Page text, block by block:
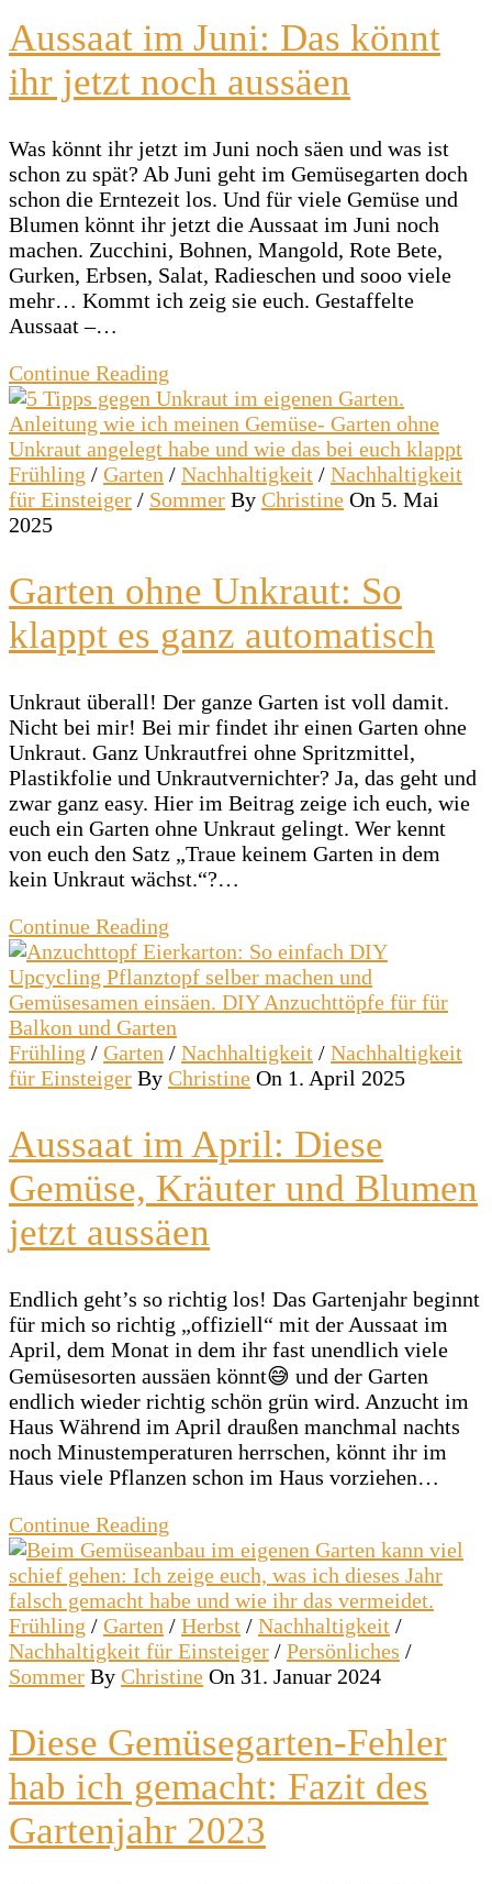
Aussaat im Juni: Das könnt
ihr jetzt noch aussäen
Was könnt ihr jetzt im Juni noch säen und was ist
schon zu spät? Ab Juni geht im Gemüsegarten doch
schon die Erntezeit los. Und für viele Gemüse und
Blumen könnt ihr jetzt die Aussaat im Juni noch
machen. Zucchini, Bohnen, Mangold, Rote Bete,
Gurken, Erbsen, Salat, Radieschen und sooo viele
mehr… Kommt ich zeig sie euch. Gestaffelte
Aussaat –…
Continue Reading
Frühling / Garten / Nachhaltigkeit / Nachhaltigkeit
für Einsteiger / Sommer By Christine On 5. Mai
2025
Garten ohne Unkraut: So
klappt es ganz automatisch
Unkraut überall! Der ganze Garten ist voll damit.
Nicht bei mir! Bei mir findet ihr einen Garten ohne
Unkraut. Ganz Unkrautfrei ohne Spritzmittel,
Plastikfolie und Unkrautvernichter? Ja, das geht und
zwar ganz easy. Hier im Beitrag zeige ich euch, wie
euch ein Garten ohne Unkraut gelingt. Wer kennt
von euch den Satz „Traue keinem Garten in dem
kein Unkraut wächst.“?…
Continue Reading
Frühling / Garten / Nachhaltigkeit / Nachhaltigkeit
für Einsteiger By Christine On 1. April 2025
Aussaat im April: Diese
Gemüse, Kräuter und Blumen
jetzt aussäen
Endlich geht’s so richtig los! Das Gartenjahr beginnt
für mich so richtig „offiziell“ mit der Aussaat im
April, dem Monat in dem ihr fast unendlich viele
Gemüsesorten aussäen könnt😅 und der Garten
endlich wieder richtig schön grün wird. Anzucht im
Haus Während im April draußen manchmal nachts
noch Minustemperaturen herrschen, könnt ihr im
Haus viele Pflanzen schon im Haus vorziehen…
Continue Reading
Frühling / Garten / Herbst / Nachhaltigkeit /
Nachhaltigkeit für Einsteiger / Persönliches /
Sommer By Christine On 31. Januar 2024
Diese Gemüsegarten-Fehler
hab ich gemacht: Fazit des
Gartenjahr 2023